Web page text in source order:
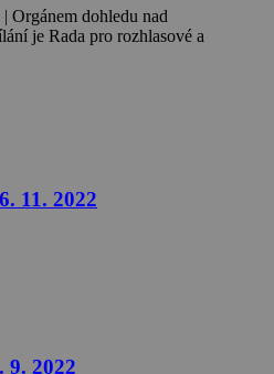
Orgánem dohledu nad
je Rada pro rozhlasové a
11. 2022
9. 2022